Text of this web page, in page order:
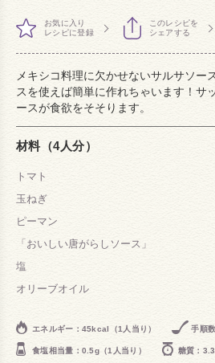
お気に入り
レシピに登録
このレシピを
シェアする
メキシコ料理に欠かせないサルサソー
スを使えば簡単に作れちゃいます！サ
ースが食欲をそそります。
材料（4人分）
トマト
玉ねぎ
ピーマン
「おいしい唐がらしソース」
塩
オリーブオイル
エネルギー：45kcal（1人当り） 手順
食塩相当量：0.5g（1人当り） 糖質：